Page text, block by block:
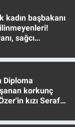
kadın başbakanı
sağcı
Diploma
korkunç
kızı Seraf